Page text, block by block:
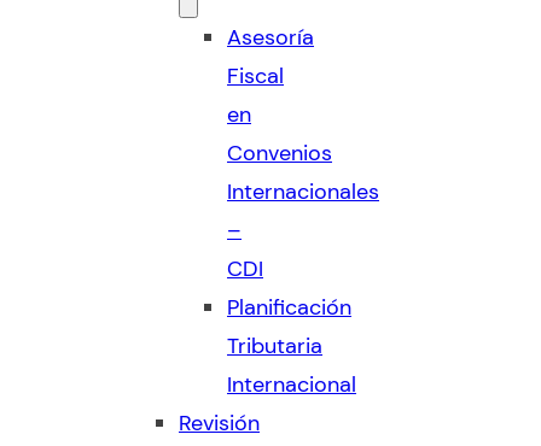
Asesoría
Fiscal
en
Convenios
Internacionales
–
CDI
Planificación
Tributaria
Internacional
Revisión